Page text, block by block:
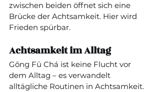
zwischen beiden öffnet sich eine
Brücke der Achtsamkeit. Hier wird
Frieden spürbar.
Achtsamkeit im Alltag
Gōng Fū Chá ist keine Flucht vor
dem Alltag – es verwandelt
alltägliche Routinen in Achtsamkeit.